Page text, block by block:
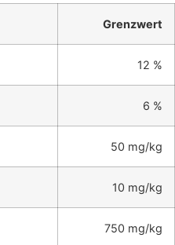
Grenzwert
12 %
6 %
50 mg/kg
10 mg/kg
750 mg/kg